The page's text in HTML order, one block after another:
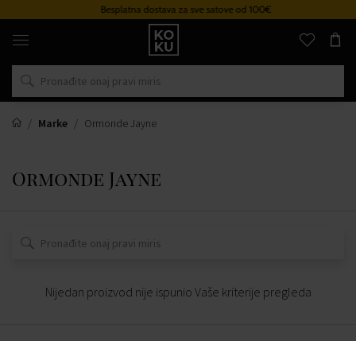
Besplatna dostava za sve satove od 100€
Originalni
parfemi
satovi
na
mjestu
Marke
Ormonde Jayne
Ormonde Jayne
Nijedan proizvod nije ispunio Vaše kriterije pregleda